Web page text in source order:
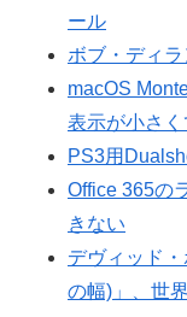
ール
ボブ・ディ
macOS
表示が小さ
PS3用
Office 365の
きない
デヴィッド
の幅)」、世